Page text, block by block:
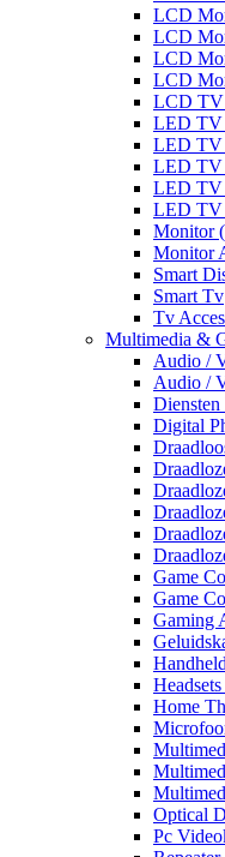
LCD
LCD
LCD
LCD
LCD TV
LED TV
LED TV
LED TV
LED TV
LED TV
Monitor
Monitor
Smart
Smart Tv
Tv
Multimedia &
Audio /
Audio /
Diensten
Digital
Game
Game
Gaming
Home
Optical
Pc